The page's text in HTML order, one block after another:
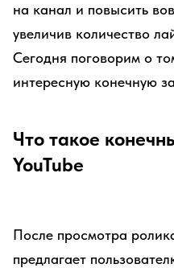
на канал и повысить
увеличив количество
Сегодня поговорим о
интересную конечную
Что такое
YouTube
После просмотра
предлагает